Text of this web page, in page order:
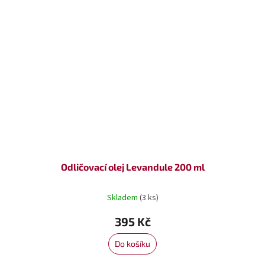
Odličovací olej Levandule 200 ml
Skladem (3 ks)
395 Kč
Do košíku